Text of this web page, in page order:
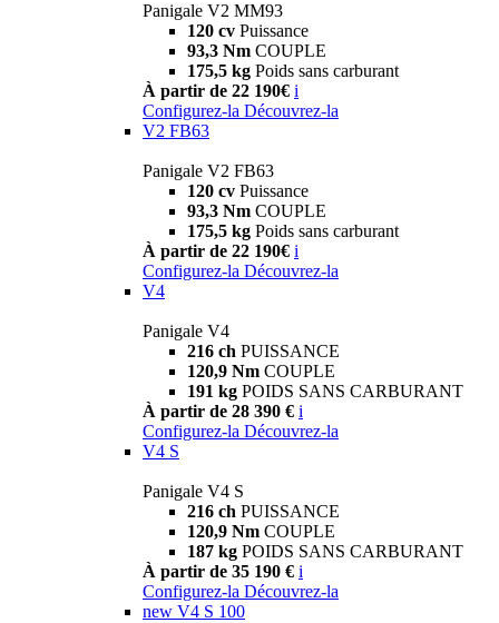
Panigale V2 MM93
120 cv Puissance
93,3 Nm COUPLE
175,5 kg Poids sans carburant
À partir de 22 190€ i
Configurez-la Découvrez-la
V2 FB63
Panigale V2 FB63
120 cv Puissance
93,3 Nm COUPLE
175,5 kg Poids sans carburant
À partir de 22 190€ i
Configurez-la Découvrez-la
V4
Panigale V4
216 ch PUISSANCE
120,9 Nm COUPLE
191 kg POIDS SANS CARBURANT
À partir de 28 390 € i
Configurez-la Découvrez-la
V4 S
Panigale V4 S
216 ch PUISSANCE
120,9 Nm COUPLE
187 kg POIDS SANS CARBURANT
À partir de 35 190 € i
Configurez-la Découvrez-la
new V4 S 100